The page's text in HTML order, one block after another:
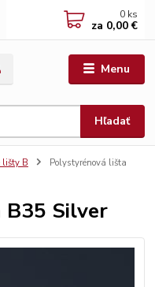
Menu
Hľadať
0 ks
za 0,00 €
lišty B
Polystyrénová lišta
Silver